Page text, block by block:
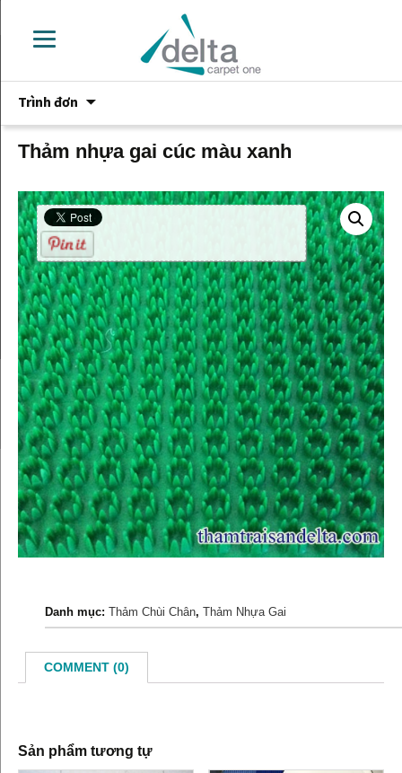
Trình đơn
phần
dung
Thảm nhựa gai cúc màu xanh
Danh mục: Thảm Chùi Chân, Thảm Nhựa Gai
COMMENT (0)
Sản phẩm tương tự